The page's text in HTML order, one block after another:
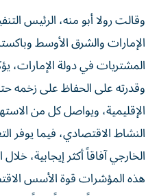
وقالت رولا أبو منه، الرئيس
الإمارات والشرق الأوسط
المشتريات في دولة الإمارات،
وقدرته على الحفاظ على زخمه
الإقليمية، ويواصل كل من
النشاط الاقتصادي، فيما يوفر
الخارجي آفاقاً أكثر إيجابية،
هذه المؤشرات قوة الأسس